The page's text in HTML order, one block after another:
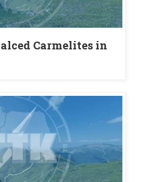
Carmelites in